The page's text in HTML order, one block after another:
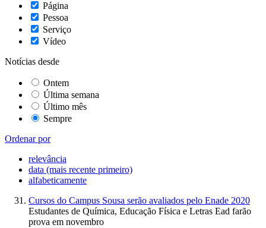
Página
Pessoa
Serviço
Vídeo
Notícias desde
Ontem
Última semana
Último mês
Sempre
Ordenar por
relevância
data (mais recente primeiro)
alfabeticamente
Cursos do Campus Sousa serão avaliados pelo Enade 2020
Estudantes de Química, Educação Física e Letras Ead farão
prova em novembro